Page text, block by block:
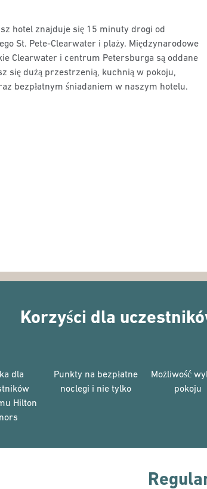
hotel znajduje się 15 minuty drogi od
St. Pete-Clearwater i plaży. Międzynarodowe
Clearwater i centrum Petersburga są oddane
się dużą przestrzenią, kuchnią w pokoju,
bezpłatnym śniadaniem w naszym hotelu.
Korzyści dla
dla
Hilton
Punkty na bezpłatne
noclegi i nie tylko
Możliwość
pokoju